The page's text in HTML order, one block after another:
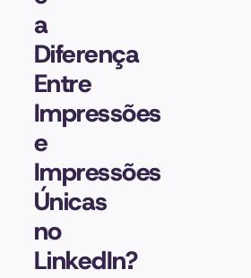
a
Diferença
Entre
Impressões
e
Impressões
Únicas
no
LinkedIn?